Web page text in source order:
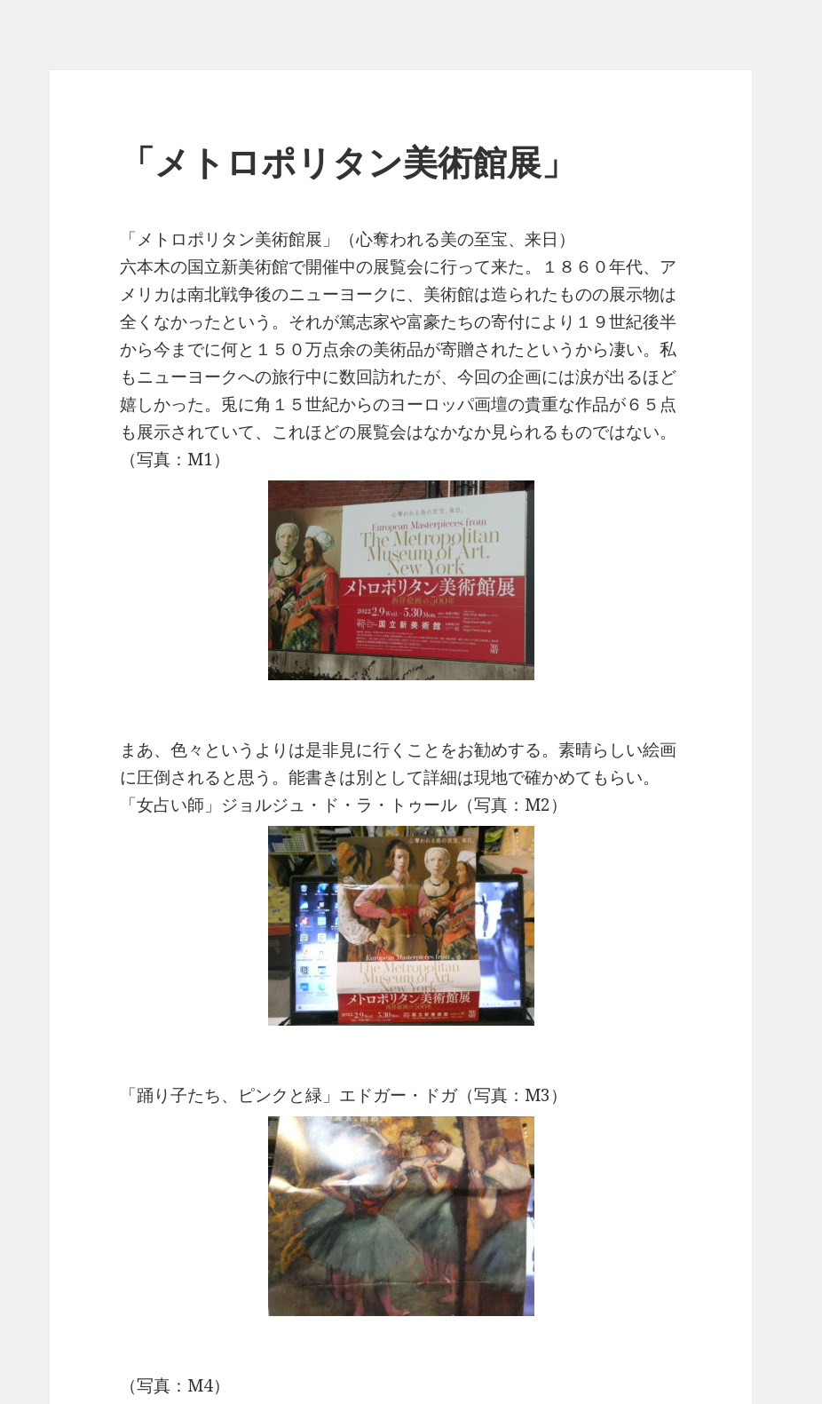
「メトロポリタン美術館展」
「メトロポリタン美術館展」（心奪われる美の至宝、来日）
六本木の国立新美術館で開催中の展覧会に行って来た。１８６０年代、ア
メリカは南北戦争後のニューヨークに、美術館は造られたものの展示物は
全くなかったという。それが篤志家や富豪たちの寄付により１９世紀後半
から今までに何と１５０万点余の美術品が寄贈されたというから凄い。私
もニューヨークへの旅行中に数回訪れたが、今回の企画には涙が出るほど
嬉しかった。兎に角１５世紀からのヨーロッパ画壇の貴重な作品が６５点
も展示されていて、これほどの展覧会はなかなか見られるものではない。
（写真：M1）
まあ、色々というよりは是非見に行くことをお勧めする。素晴らしい絵画
に圧倒されると思う。能書きは別として詳細は現地で確かめてもらい。
「女占い師」ジョルジュ・ド・ラ・トゥール（写真：M2）
「踊り子たち、ピンクと緑」エドガー・ドガ（写真：M3）
（写真：M4）